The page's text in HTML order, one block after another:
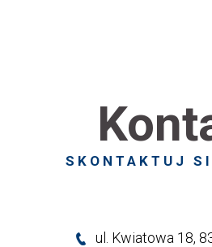
SKONTAKTUJ
ul. Kwiatowa 18,